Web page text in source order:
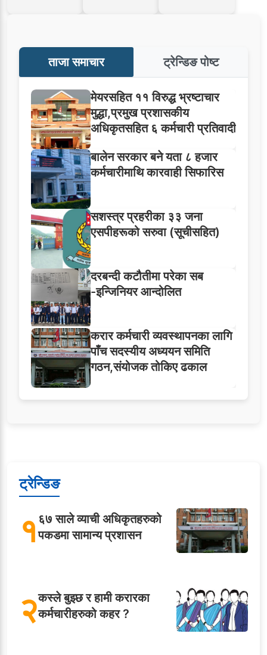
ताजा समाचार ट्रेन्डिङ पोष्ट
मेयरसहित ११ विरुद्ध भ्रष्टाचार
मुद्धा,प्रमुख प्रशासकीय
अधिकृतसहित ६ कर्मचारी प्रतिवादी
बालेन सरकार बने यता ८ हजार
कर्मचारीमाथि कारवाही सिफारिस
सशस्त्र प्रहरीका ३३ जना
एसपीहरूको सरुवा (सूचीसहित)
दरबन्दी कटौतीमा परेका सब
-इन्जिनियर आन्दोलित
करार कर्मचारी व्यवस्थापनका लागि
पाँच सदस्यीय अध्ययन समिति
गठन,संयोजक तोकिए ढकाल
ट्रेन्डिङ
१६७ साले व्याची अधिकृतहरुको
पकडमा सामान्य प्रशासन
२कस्ले बुझ्छ र हामी करारका
कर्मचारीहरुको कहर ?